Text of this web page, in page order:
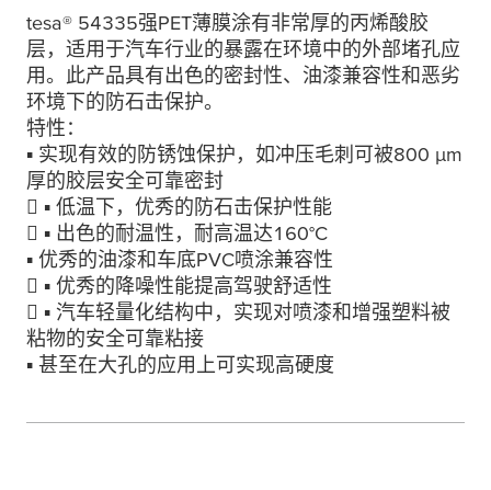
tesa® 54335强PET薄膜涂有非常厚的丙烯酸胶
层，适用于汽车行业的暴露在环境中的外部堵孔应
用。此产品具有出色的密封性、油漆兼容性和恶劣
环境下的防石击保护。
特性：
▪ 实现有效的防锈蚀保护，如冲压毛刺可被800 μm
厚的胶层安全可靠密封
 ▪ 低温下，优秀的防石击保护性能
 ▪ 出色的耐温性，耐高温达160°C
▪ 优秀的油漆和车底PVC喷涂兼容性
 ▪ 优秀的降噪性能提高驾驶舒适性
 ▪ 汽车轻量化结构中，实现对喷漆和增强塑料被
粘物的安全可靠粘接
▪ 甚至在大孔的应用上可实现高硬度